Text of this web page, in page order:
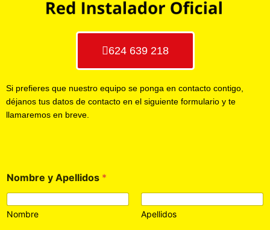
624 639 218
Si prefieres que nuestro equipo se ponga en contacto contigo,
déjanos tus datos de contacto en el siguiente formulario y te
llamaremos en breve.
Nombre y Apellidos *
Nombre Apellidos